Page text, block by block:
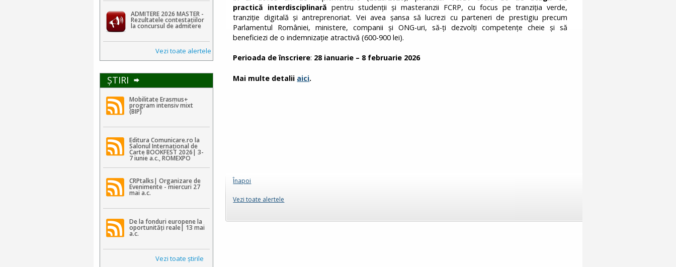
ADMITERE 2026 MASTER -
Rezultatele contestaţiilor
la concursul de admitere
Vezi toate alertele
ŞTIRI
Mobilitate Erasmus+
program intensiv mixt
(BIP)
Editura Comunicare.ro la
Salonul Internațional de
Carte BOOKFEST 2026| 3-
7 iunie a.c., ROMEXPO
CRPtalks| Organizare de
Evenimente - miercuri 27
mai a.c.
De la fonduri europene la
oportunități reale| 13 mai
a.c.
Vezi toate ştirile
practică interdisciplinară pentru studenții și masteranzii FCRP, cu focus pe tranziția verde,
tranziție digitală și antreprenoriat. Vei avea șansa să lucrezi cu parteneri de prestigiu precum
Parlamentul României, ministere, companii și ONG-uri, să-ți dezvolți competențe cheie și să
beneficiezi de o indemnizație atractivă (600-900 lei).
Perioada de înscriere: 28 ianuarie – 8 februarie 2026
Mai multe detalii aici.
Înapoi
Vezi toate alertele